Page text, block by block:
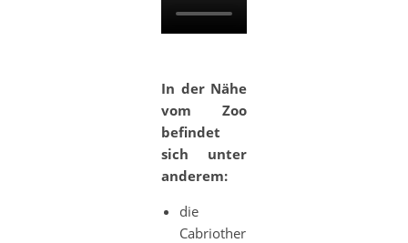
In der Nähe
vom Zoo
befindet
sich unter
anderem:
die
Cabriotherme